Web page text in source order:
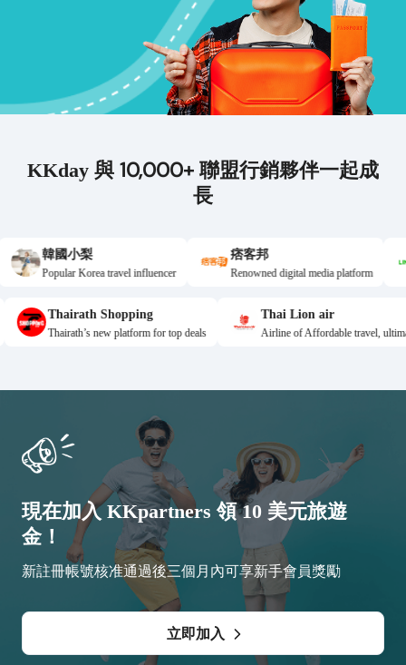
KKday 與 10,000+ 聯盟行銷夥伴一起成
長
梨
Korea travel influencer
痞客邦
Renowned digital media platform One-stop
& codes
Thairath Shopping
Thairath’s new platform for top deals
Thai Lion air
Airline of
現在加入 KKpartners 領 10 美元旅遊
金！
新註冊帳號核准通過後三個月內可享新手會員獎勵
立即加入